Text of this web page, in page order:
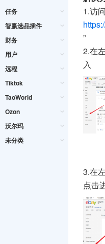
任务
智赢选品插件
财务
用户
远程
Tiktok
TaoWorld
Ozon
沃尔玛
未分类
1.访
”
2.在
入
3.在
点击